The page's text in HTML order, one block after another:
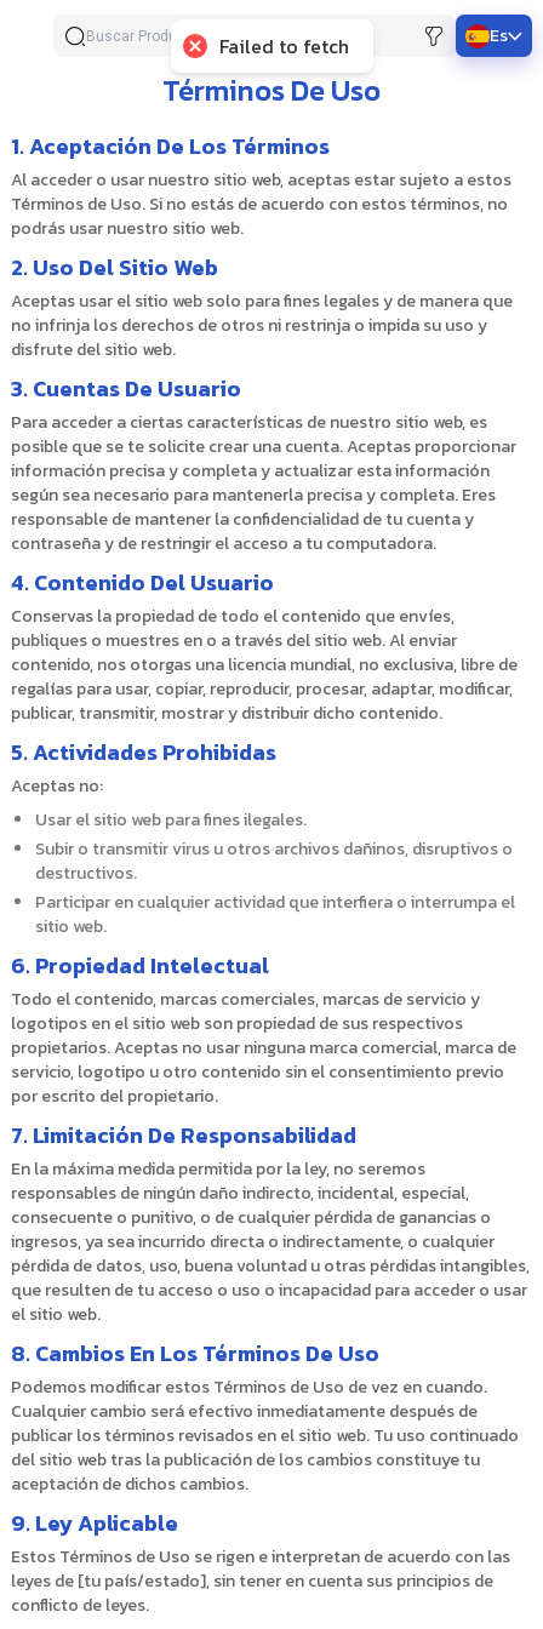
Es
Términos De Uso
1.Aceptación De Los Términos
Al acceder o usar nuestro sitio web, aceptas estar sujeto a estos
Términos de Uso. Si no estás de acuerdo con estos términos, no
podrás usar nuestro sitio web.
2.Uso Del Sitio Web
Aceptas usar el sitio web solo para fines legales y de manera que
no infrinja los derechos de otros ni restrinja o impida su uso y
disfrute del sitio web.
3.Cuentas De Usuario
Para acceder a ciertas características de nuestro sitio web, es
posible que se te solicite crear una cuenta. Aceptas proporcionar
información precisa y completa y actualizar esta información
según sea necesario para mantenerla precisa y completa. Eres
responsable de mantener la confidencialidad de tu cuenta y
contraseña y de restringir el acceso a tu computadora.
4.Contenido Del Usuario
Conservas la propiedad de todo el contenido que envíes,
publiques o muestres en o a través del sitio web. Al enviar
contenido, nos otorgas una licencia mundial, no exclusiva, libre de
regalías para usar, copiar, reproducir, procesar, adaptar, modificar,
publicar, transmitir, mostrar y distribuir dicho contenido.
5.Actividades Prohibidas
Aceptas no:
Usar el sitio web para fines ilegales.
Subir o transmitir virus u otros archivos dañinos, disruptivos o
destructivos.
Participar en cualquier actividad que interfiera o interrumpa el
sitio web.
6.Propiedad Intelectual
Todo el contenido, marcas comerciales, marcas de servicio y
logotipos en el sitio web son propiedad de sus respectivos
propietarios. Aceptas no usar ninguna marca comercial, marca de
servicio, logotipo u otro contenido sin el consentimiento previo
por escrito del propietario.
7.Limitación De Responsabilidad
En la máxima medida permitida por la ley, no seremos
responsables de ningún daño indirecto, incidental, especial,
consecuente o punitivo, o de cualquier pérdida de ganancias o
ingresos, ya sea incurrido directa o indirectamente, o cualquier
pérdida de datos, uso, buena voluntad u otras pérdidas intangibles,
que resulten de tu acceso o uso o incapacidad para acceder o usar
el sitio web.
8.Cambios En Los Términos De Uso
Podemos modificar estos Términos de Uso de vez en cuando.
Cualquier cambio será efectivo inmediatamente después de
publicar los términos revisados en el sitio web. Tu uso continuado
del sitio web tras la publicación de los cambios constituye tu
aceptación de dichos cambios.
9.Ley Aplicable
Estos Términos de Uso se rigen e interpretan de acuerdo con las
leyes de [tu país/estado], sin tener en cuenta sus principios de
conflicto de leyes.
Failed to fetch